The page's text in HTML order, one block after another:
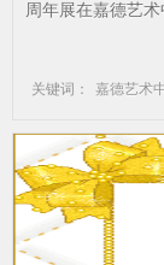
周年展在嘉德艺
关键词： 嘉德艺术